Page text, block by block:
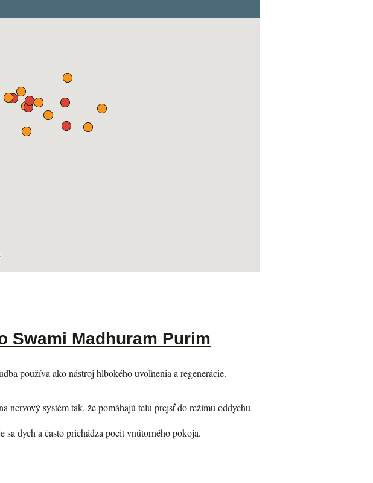
Swami Madhuram Purim
používa ako nástroj hlbokého uvoľnenia a regenerácie.
nervový systém tak, že pomáhajú telu prejsť do režimu oddychu
sa dych a často prichádza pocit vnútorného pokoja.